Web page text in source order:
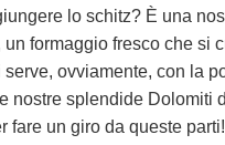
lo schitz? È una
un formaggio fresco che si
serve, ovviamente, con la
nostre splendide Dolomiti
fare un giro da queste parti!